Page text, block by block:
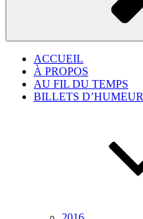
ACCUEIL
À PROPOS
AU FIL DU TEMPS
BILLETS D’HUMEUR